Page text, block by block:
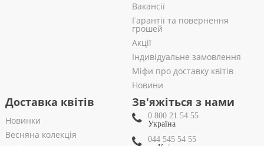
Вакансії
Гарантії та повернення
грошей
Акції
Індивідуальне замовлення
Міфи про доставку квітів
Новини
Доставка квітів
Новинки
Весняна колекція
Зв'яжіться з нами
0 800 21 54 55
Україна
044 545 54 55